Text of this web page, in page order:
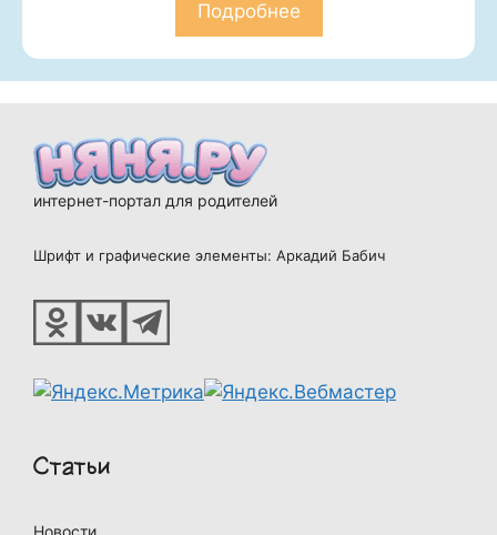
Подробнее
интернет-портал для родителей
Шрифт и графические элементы: Аркадий Бабич
Статьи
Новости